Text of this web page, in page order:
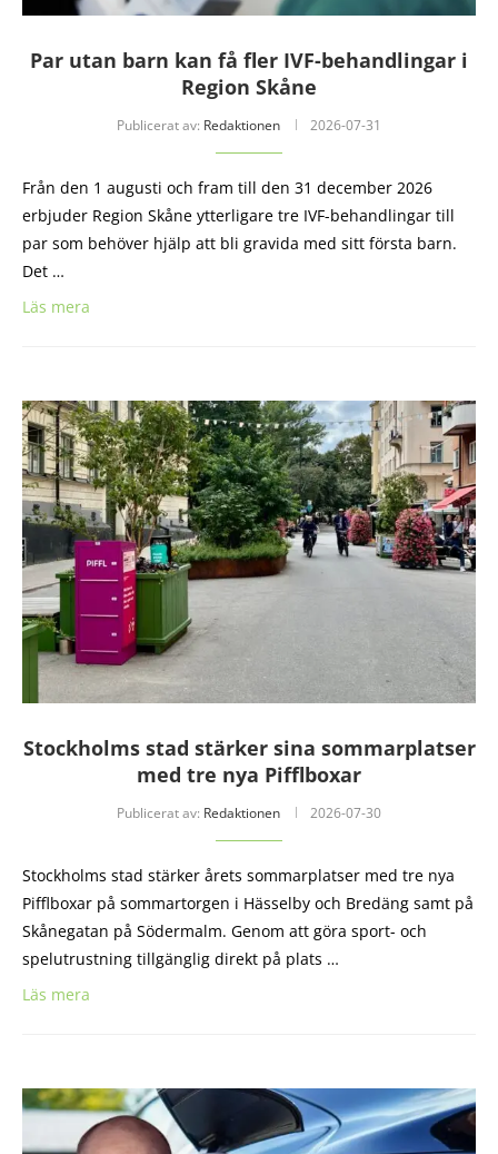
Par utan barn kan få fler IVF-behandlingar i
Region Skåne
Publicerat av: Redaktionen 2026-07-31
Från den 1 augusti och fram till den 31 december 2026
erbjuder Region Skåne ytterligare tre IVF-behandlingar till
par som behöver hjälp att bli gravida med sitt första barn.
Det …
Läs mera
Stockholms stad stärker sina sommarplatser
med tre nya Pifflboxar
Publicerat av: Redaktionen 2026-07-30
Stockholms stad stärker årets sommarplatser med tre nya
Pifflboxar på sommartorgen i Hässelby och Bredäng samt på
Skånegatan på Södermalm. Genom att göra sport- och
spelutrustning tillgänglig direkt på plats …
Läs mera